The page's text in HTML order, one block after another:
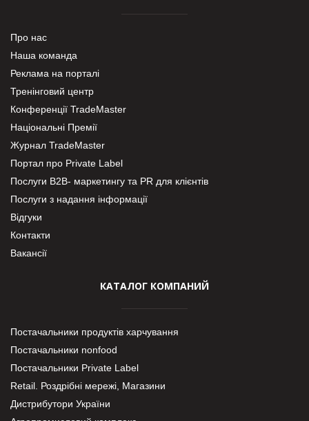
Про нас
Наша команда
Реклама на порталі
Тренінговий центр
Конференції TradeMaster
Національні Премії
Журнал TradeMaster
Портал про Private Label
Послуги В2В- маркетингу та PR для клієнтів
Послуги з надання інформації
Відгуки
Контакти
Вакансії
КАТАЛОГ КОМПАНИЙ
Постачальники продуктів харчування
Постачальники nonfood
Постачальники Private Label
Retail. Роздрібні мережі, Магазини
Дистрибутори України